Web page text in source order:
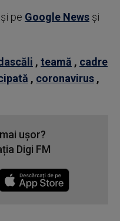
şi pe Google News şi
, teamă , cadre
, coronavirus ,
ușor?
Digi FM